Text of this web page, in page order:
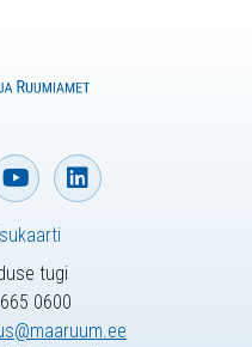
tugi
0600